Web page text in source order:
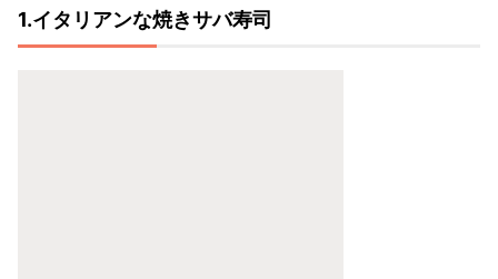
1.イタリアンな焼きサバ寿司